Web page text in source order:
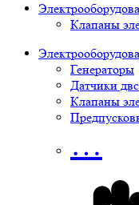
Клапаны
Генераторы
Датчики двс
Клапаны
…